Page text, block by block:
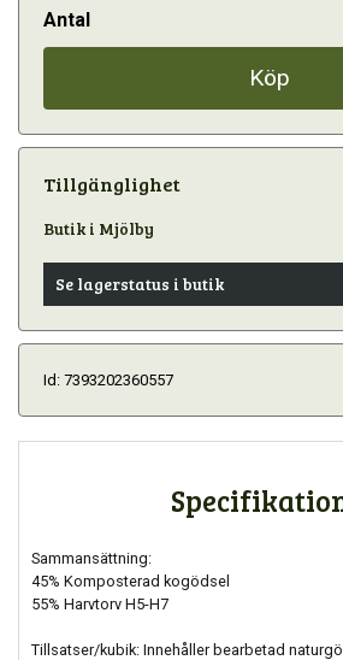
Antal
Köp
Tillgänglighet
Butik i Mjölby
Se lagerstatus i butik
Id: 7393202360557
Sammansättning:
45% Komposterad kogödsel
55% Harvtorv H5-H7
Tillsatser/kubik: Innehåller bearbetad